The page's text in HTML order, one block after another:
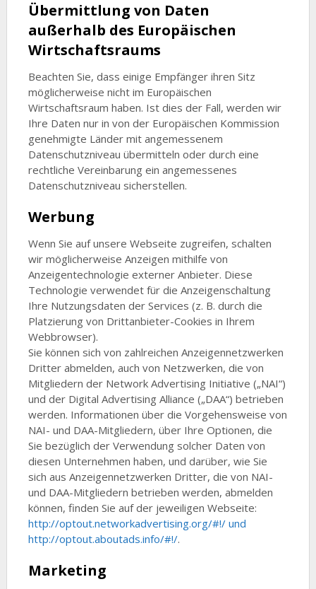
Übermittlung von Daten
außerhalb des Europäischen
Wirtschaftsraums
Beachten Sie, dass einige Empfänger ihren Sitz
möglicherweise nicht im Europäischen
Wirtschaftsraum haben. Ist dies der Fall, werden wir
Ihre Daten nur in von der Europäischen Kommission
genehmigte Länder mit angemessenem
Datenschutzniveau übermitteln oder durch eine
rechtliche Vereinbarung ein angemessenes
Datenschutzniveau sicherstellen.
Werbung
Wenn Sie auf unsere Webseite zugreifen, schalten
wir möglicherweise Anzeigen mithilfe von
Anzeigentechnologie externer Anbieter. Diese
Technologie verwendet für die Anzeigenschaltung
Ihre Nutzungsdaten der Services (z. B. durch die
Platzierung von Drittanbieter-Cookies in Ihrem
Webbrowser).
Sie können sich von zahlreichen Anzeigennetzwerken
Dritter abmelden, auch von Netzwerken, die von
Mitgliedern der Network Advertising Initiative („NAI“)
und der Digital Advertising Alliance („DAA“) betrieben
werden. Informationen über die Vorgehensweise von
NAI- und DAA-Mitgliedern, über Ihre Optionen, die
Sie bezüglich der Verwendung solcher Daten von
diesen Unternehmen haben, und darüber, wie Sie
sich aus Anzeigennetzwerken Dritter, die von NAI-
und DAA-Mitgliedern betrieben werden, abmelden
können, finden Sie auf der jeweiligen Webseite:
http://optout.networkadvertising.org/#!/ und
http://optout.aboutads.info/#!/.
Marketing